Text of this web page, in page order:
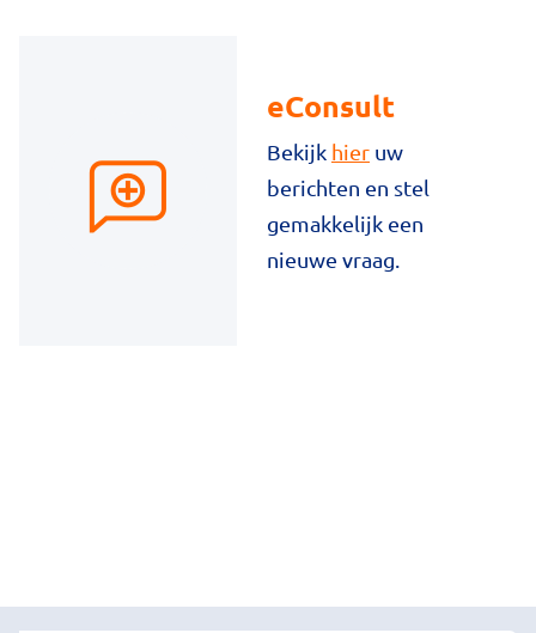
eConsult
Bekijk hier uw
berichten en stel
gemakkelijk een
nieuwe vraag.